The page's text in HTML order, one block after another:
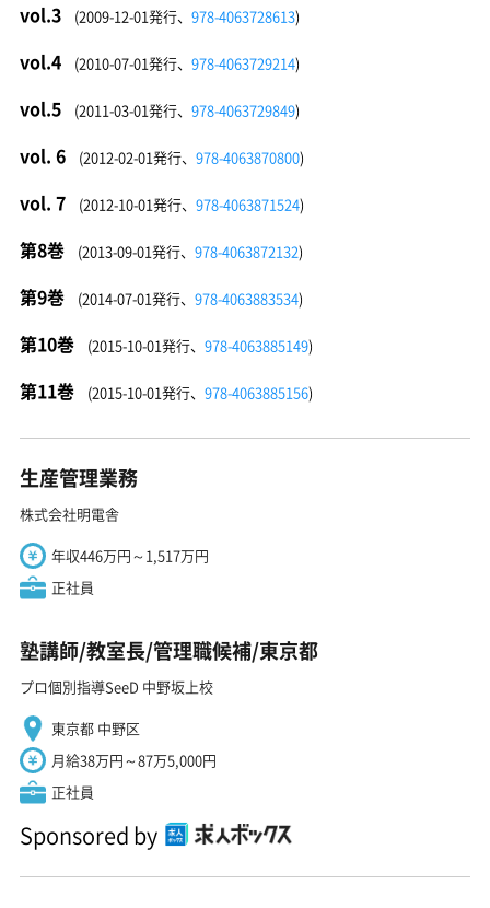
vol.3 (2009-12-01発行、 978-4063728613)
vol.4 (2010-07-01発行、 978-4063729214)
vol.5 (2011-03-01発行、 978-4063729849)
vol. 6 (2012-02-01発行、 978-4063870800)
vol. 7 (2012-10-01発行、 978-4063871524)
第8巻 (2013-09-01発行、 978-4063872132)
第9巻 (2014-07-01発行、 978-4063883534)
第10巻 (2015-10-01発行、 978-4063885149)
第11巻 (2015-10-01発行、 978-4063885156)
生産管理業務
株式会社明電舎
年収446万円～1,517万円
正社員
塾講師/教室長/管理職候補/東京都
プロ個別指導SeeD 中野坂上校
東京都 中野区
月給38万円～87万5,000円
正社員
Sponsored by